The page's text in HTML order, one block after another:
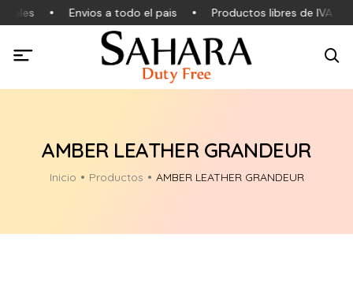
Envios a todo el pais Productos libres de IVA
AMBER LEATHER GRANDEUR
Inicio Productos AMBER LEATHER GRANDEUR